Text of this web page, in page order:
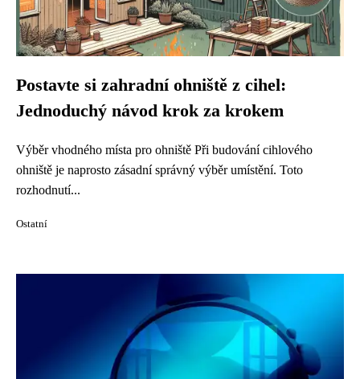
Postavte si zahradní ohniště z cihel:
Jednoduchý návod krok za krokem
Výběr vhodného místa pro ohniště Při budování cihlového
ohniště je naprosto zásadní správný výběr umístění. Toto
rozhodnutí...
Ostatní